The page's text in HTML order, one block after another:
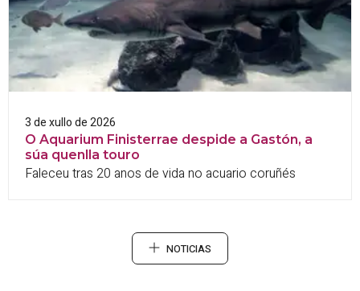
3 de xullo de 2026
O Aquarium Finisterrae despide a Gastón, a
súa quenlla touro
Faleceu tras 20 anos de vida no acuario coruñés
NOTICIAS